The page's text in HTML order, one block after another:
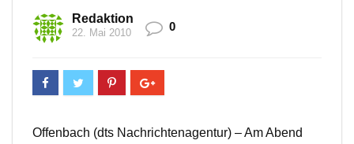
Redaktion
22. Mai 2010 0
Offenbach (dts Nachrichtenagentur) – Am Abend